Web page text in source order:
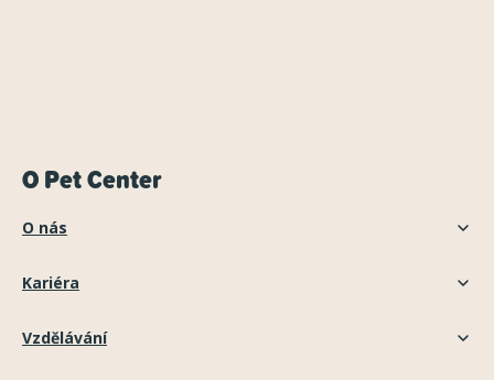
O Pet Center
O nás
Kariéra
Vzdělávání